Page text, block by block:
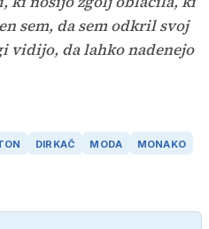
sem, da sem odkril svoj
vidijo, da lahko nadenejo
DIRKAČ MODA MONAKO